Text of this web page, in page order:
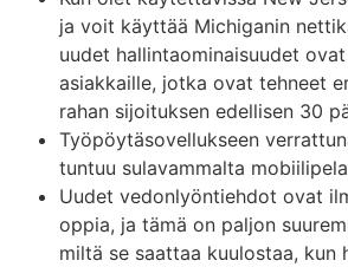
ja voit käyttää Michiganin
uudet hallintaominaisuudet
asiakkaille, jotka ovat tehneet
rahan sijoituksen edellisen 30
Työpöytäsovellukseen
tuntuu sulavammalta
Uudet vedonlyöntiehdot ovat
oppia, ja tämä on paljon
miltä se saattaa kuulostaa, kun